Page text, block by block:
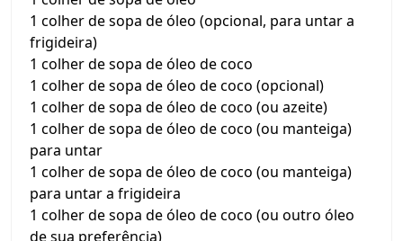
1 colher de sopa de óleo (opcional, para untar a
frigideira)
1 colher de sopa de óleo de coco
1 colher de sopa de óleo de coco (opcional)
1 colher de sopa de óleo de coco (ou azeite)
1 colher de sopa de óleo de coco (ou manteiga)
para untar
1 colher de sopa de óleo de coco (ou manteiga)
para untar a frigideira
1 colher de sopa de óleo de coco (ou outro óleo
de sua preferência)